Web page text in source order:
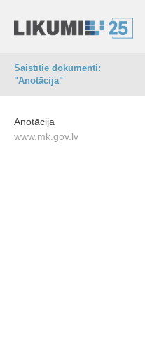
Saistītie dokumenti:
"Anotācija"
Anotācija
www.mk.gov.lv